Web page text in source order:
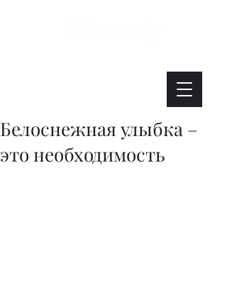
Белоснежная улыбка –
это необходимость